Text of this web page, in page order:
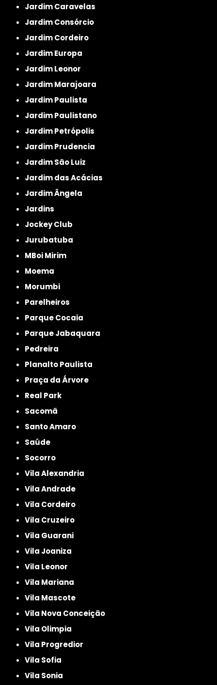
Jardim Caravelas
Jardim Consórcio
Jardim Cordeiro
Jardim Europa
Jardim Leonor
Jardim Marajoara
Jardim Paulista
Jardim Paulistano
Jardim Petrópolis
Jardim Prudencia
Jardim São Luiz
Jardim das Acácias
Jardim Ângela
Jardins
Jockey Club
Jurubatuba
MBoi Mirim
Moema
Morumbi
Parelheiros
Parque Cocaia
Parque Jabaquara
Pedreira
Planalto Paulista
Praça da Árvore
Real Park
Sacomã
Santo Amaro
Saúde
Socorro
Vila Alexandria
Vila Andrade
Vila Cordeiro
Vila Cruzeiro
Vila Guarani
Vila Joaniza
Vila Leonor
Vila Mariana
Vila Mascote
Vila Nova Conceição
Vila Olimpia
Vila Progredior
Vila Sofia
Vila Sonia